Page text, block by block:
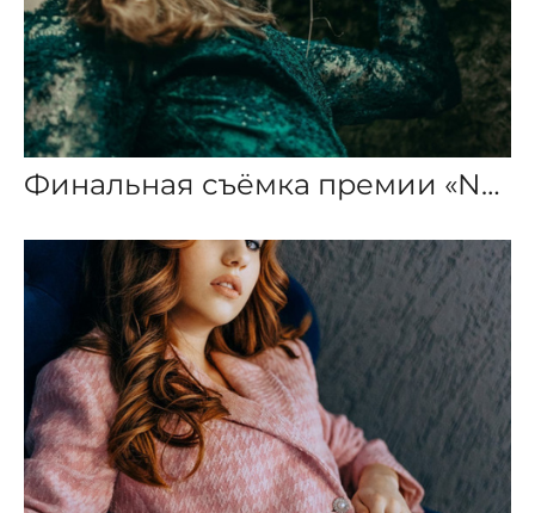
Финальная съёмка премии «New Face 2022» 1